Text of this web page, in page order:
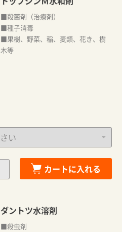
■殺菌剤（治療剤）
■種子消毒
■果樹、野菜、稲、麦類、花き、樹
木等
カートに入れる
ダントツ水溶剤
■殺虫剤